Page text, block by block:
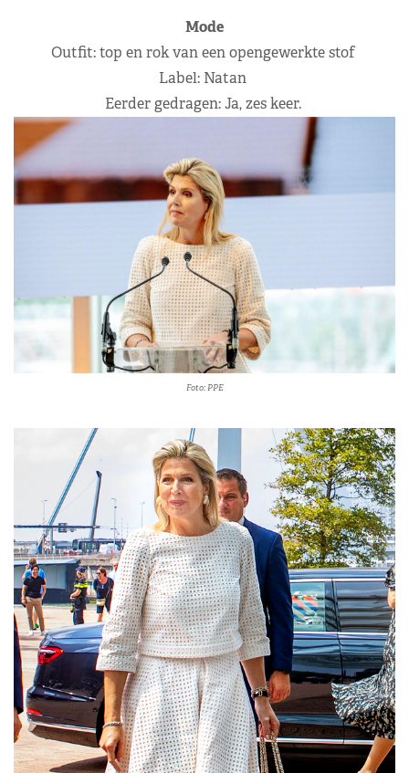
Mode
Outfit: top en rok van een opengewerkte stof
Label: Natan
Eerder gedragen: Ja, zes keer.
Foto: PPE